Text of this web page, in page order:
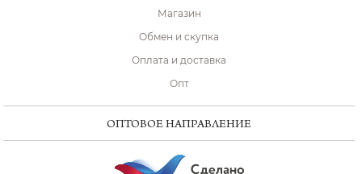
Магазин
Обмен и скупка
Оплата и доставка
Опт
ОПТОВОЕ НАПРАВЛЕНИЕ